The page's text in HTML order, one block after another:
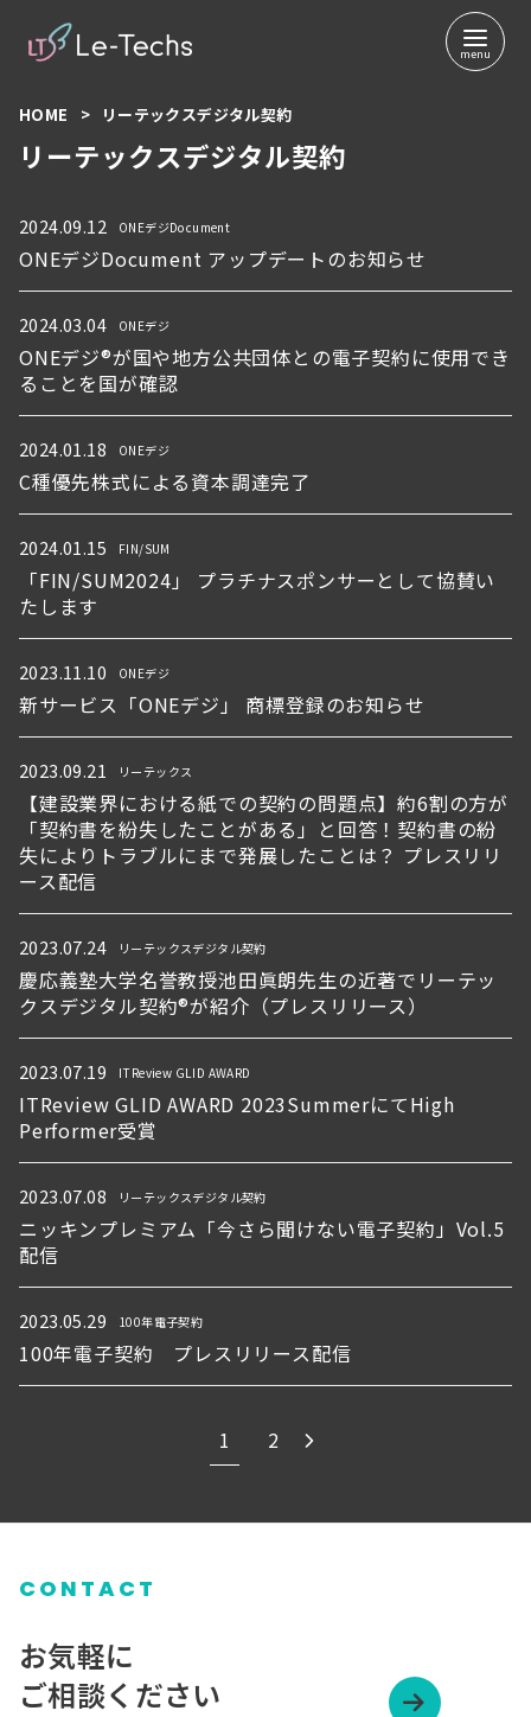
リーテックスデジタル契約
2024.09.12 ONEデジDocument
ONEデジDocument アップデートのお知らせ
2024.03.04 ONEデジ
ONEデジ®が国や地方公共団体との電子契約に使用でき
ることを国が確認
2024.01.18 ONEデジ
C種優先株式による資本調達完了
2024.01.15 FIN/SUM
「FIN/SUM2024」 プラチナスポンサーとして協賛い
たします
2023.11.10 ONEデジ
新サービス「ONEデジ」 商標登録のお知らせ
2023.09.21 リーテックス
【建設業界における紙での契約の問題点】約6割の方が
「契約書を紛失したことがある」と回答！契約書の紛
失によりトラブルにまで発展したことは？ プレスリリ
ース配信
2023.07.24 リーテックスデジタル契約
慶応義塾大学名誉教授池田眞朗先生の近著でリーテッ
クスデジタル契約®が紹介（プレスリリース）
2023.07.19 ITReview GLID AWARD
ITReview GLID AWARD 2023SummerにてHigh
Performer受賞
2023.07.08 リーテックスデジタル契約
ニッキンプレミアム「今さら聞けない電子契約」Vol.5
配信
2023.05.29 100年電子契約
100年電子契約 プレスリリース配信
1 2
HOME リーテックスデジタル契約
CONTACT
お気軽に
ご相談ください